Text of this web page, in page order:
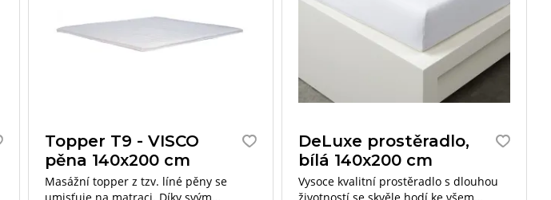
Topper T9 - VISCO
pěna 140x200 cm
Masážní topper z tzv. líné pěny se
DeLuxe prostěradlo,
bílá 140x200 cm
Vysoce kvalitní prostěradlo s dlouhou